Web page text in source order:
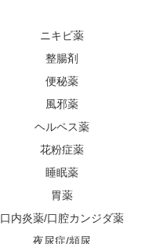
ニキビ薬
整腸剤
便秘薬
風邪薬
ヘルペス薬
花粉症薬
睡眠薬
胃薬
口内炎薬/口腔カンジダ薬
夜尿症/頻尿